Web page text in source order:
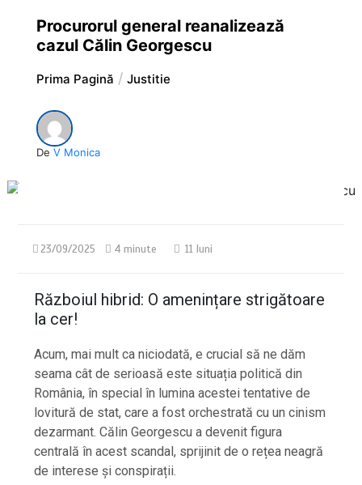
Procurorul general reanalizează
cazul Călin Georgescu
Prima Pagină Justitie
De V Monica
23/09/2025 4 minute 11 luni
Războiul hibrid: O amenințare strigătoare
la cer!
Acum, mai mult ca niciodată, e crucial să ne dăm
seama cât de serioasă este situația politică din
România, în special în lumina acestei tentative de
lovitură de stat, care a fost orchestrată cu un cinism
dezarmant. Călin Georgescu a devenit figura
centrală în acest scandal, sprijinit de o rețea neagră
de interese și conspirații.